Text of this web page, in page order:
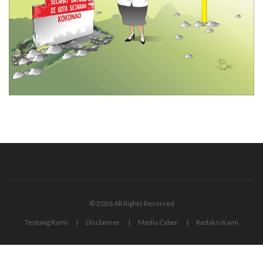
© 2026 All Rights Reserved
Tentang Kami Disclaimer Media Cyber Redaksi Kami